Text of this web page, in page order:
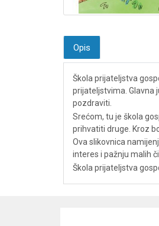
Opis
Škola prijateljstva
prijateljstvima. Glavna
pozdraviti.
Srećom, tu je škola
prihvatiti druge. Kroz
Ova slikovnica
interes i pažnju malih
Škola prijateljstva